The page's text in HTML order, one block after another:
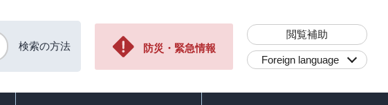
検索の方法 防災・緊急情報
閲覧補助
Foreign language